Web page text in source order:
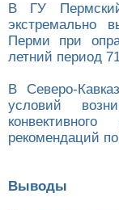
В ГУ
экстремально
Перми при
летний период
В Северо-
условий
рекомендаций
Выводы